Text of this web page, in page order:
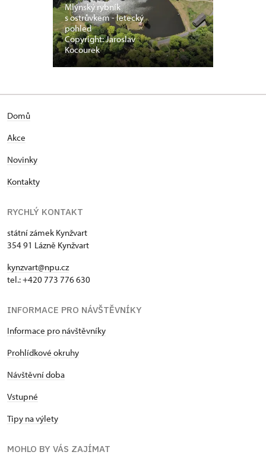
Mlýnský rybník
s ostrůvkem - letecký
pohled
Copyright: Jaroslav
Kocourek
Domů
Akce
Novinky
Kontakty
RYCHLÝ KONTAKT
státní zámek Kynžvart
354 91 Lázně Kynžvart
kynzvart@npu.cz
tel.: +420 773 776 630
INFORMACE PRO NÁVŠTĚVNÍKY
Informace pro návštěvníky
Prohlídkové okruhy
Návštěvní doba
Vstupné
Tipy na výlety
MOHLO BY VÁS ZAJÍMAT